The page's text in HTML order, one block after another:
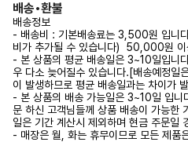
배송•환불
배송정보
- 배송비 : 기본배송료는 3,500원 입니
비가 추가될 수 있습니다) 50,000원 이
- 본 상품의 평균 배송일은 3~10일입니
우 다소 늦어질수 있습니다.[배송예정일
이 발생하므로 평균 배송일과는 차이가
- 본 상품의 배송 가능일은 3~10일 입니
문 하신 고객님들께 상품 배송이 가능한
일은 기간 계산시 제외하며 현금 주문일
- 매장은 월, 화는 휴무이므로 모든 제품